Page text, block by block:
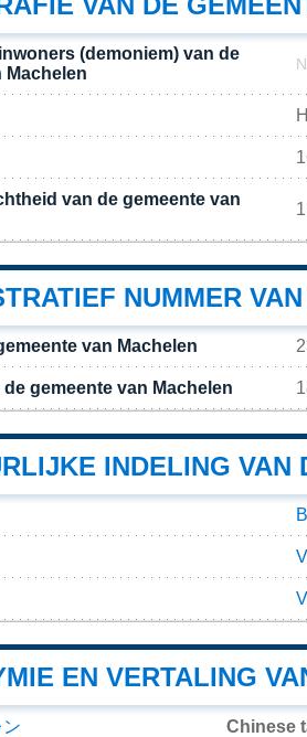
(demoniem) van de
Machelen
van de gemeente van
NUMMER
van Machelen
gemeente van Machelen
INDELING VAN
EN VERTALING
Chinese